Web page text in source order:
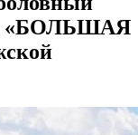
«БОЛЬШАЯ